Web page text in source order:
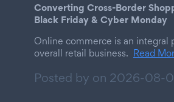
Converting Cross-Border
Black Friday & Cyber Monday
Online commerce is an integral
overall retail business. Read
Posted by on 2026-08-